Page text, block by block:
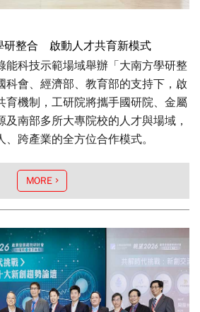
研整合 啟動人才共育新模式
能科技示範場域舉辦「大南方學研整
科會、經濟部、教育部的支持下，啟
育機制，工研院將攜手國研院、金屬
南部多所大專院校的人才與場域，
跨產業的全方位合作模式。
MORE